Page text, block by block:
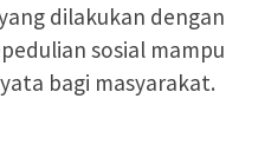
dilakukan dengan
sosial mampu
bagi masyarakat.